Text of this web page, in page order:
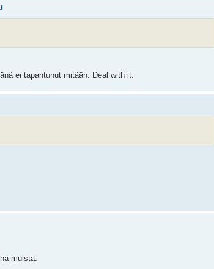
ei tapahtunut mitään. Deal with it.
muista.